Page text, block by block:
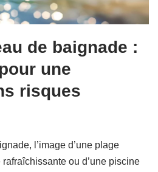
de baignade :
une
risques
l’image d’une plage
ou d’une piscine